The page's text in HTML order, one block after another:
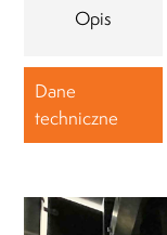
Opis
Dane
techniczne